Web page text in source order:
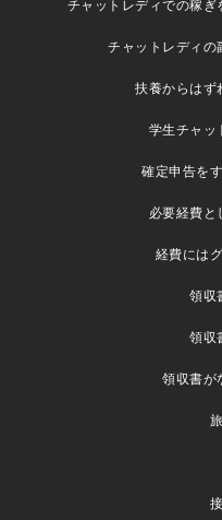
チャットレディでの稼
チャットレディの
扶養からはず
学生チャッ
確定申告を
必要経費と
経費には
領収
領収
領収書が